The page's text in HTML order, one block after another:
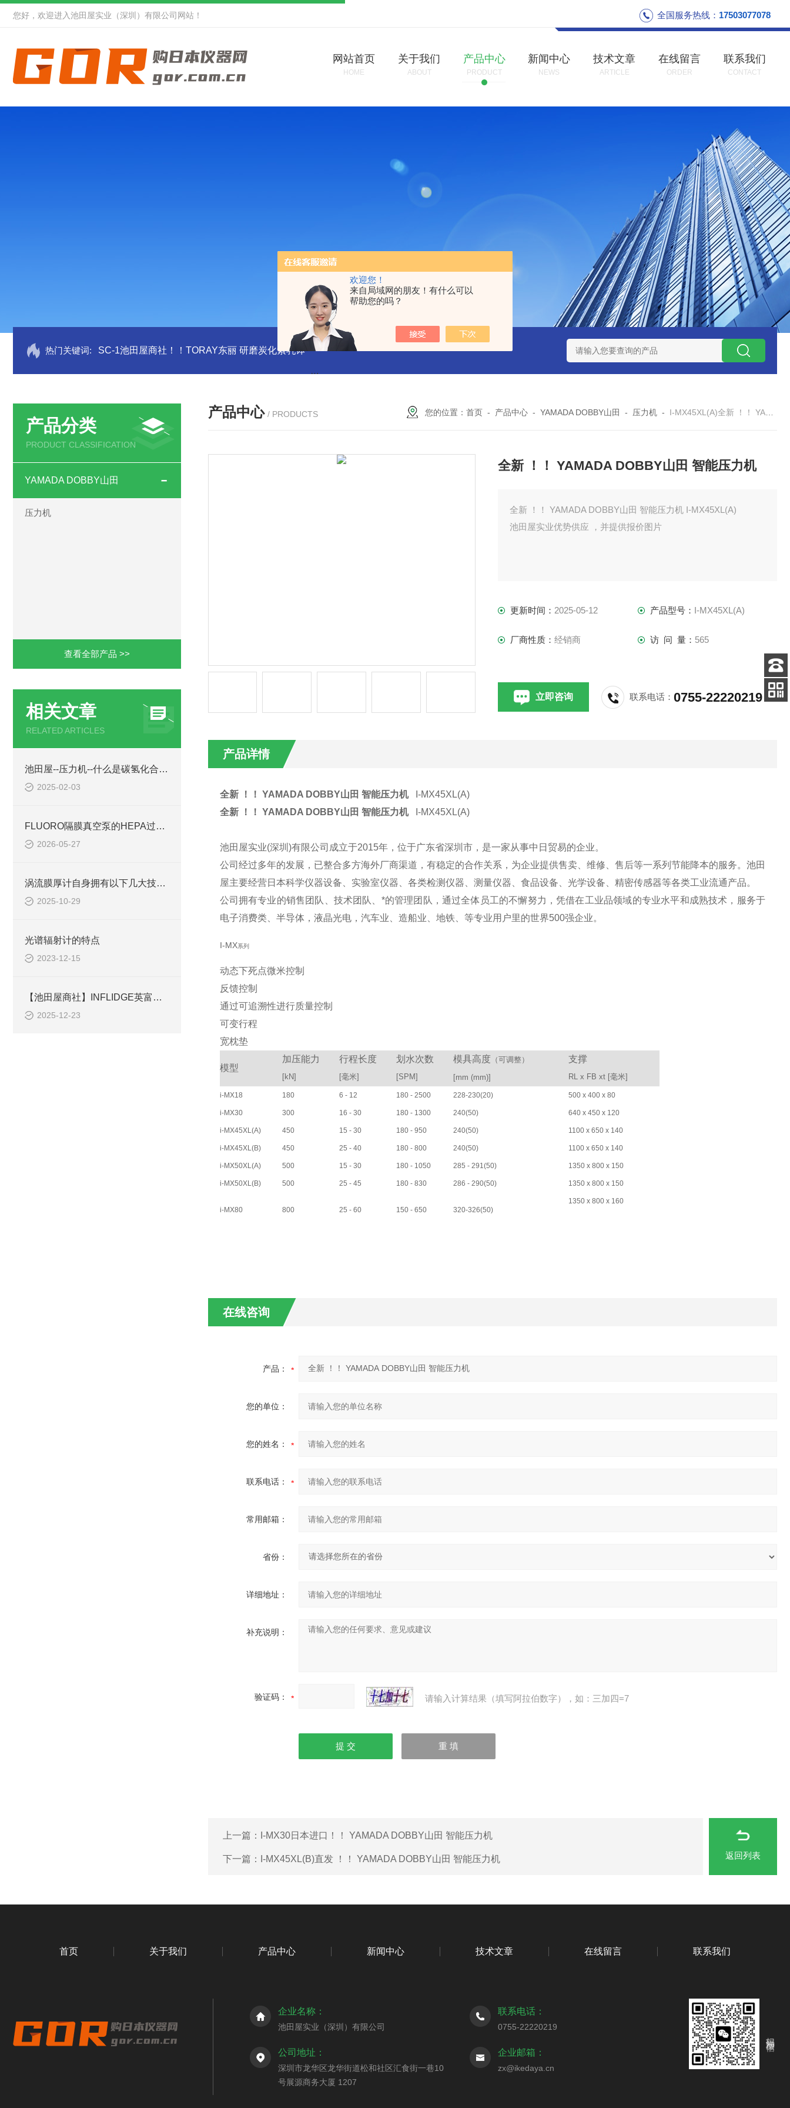
欢迎您！
来自局域网的朋友！有什么可以
帮助您的吗？
您好，欢迎进入池田屋实业（深圳）有限公司网站！ 全国服务热线： 17503077078
网站首页
HOME
关于我们
ABOUT
产品中心
PRODUCT
新闻中心
NEWS
技术文章
ARTICLE
在线留言
ORDER
联系我们
CONTACT
热门关键词: SC-1池田屋商社！！TORAY东丽 研磨炭化素乳钵 AGB-K-0.2-C01-H03池田屋！！TORAY东丽 TZP氧化锆陶瓷研磨球 AGB-K-0.4-C01-Q69全新！！TORAY东丽
产品分类
PRODUCT CLASSIFICATION
YAMADA DOBBY山田
压力机
查看全部产品 >>
相关文章
RELATED ARTICLES
池田屋--压力机--什么是碳氢化合物清洁剂？
2025-02-03
FLUORO隔膜真空泵的HEPA过滤与洁净室适用性分析
2026-05-27
涡流膜厚计自身拥有以下几大技术特点
2025-10-29
光谱辐射计的特点
2023-12-15
【池田屋商社】INFLIDGE英富丽 超级空气加热器 SEN-200V-440W-AS的简介
2025-12-23
产品中心 / PRODUCTS 您的位置：首页 - 产品中心 -YAMADA DOBBY山田 - 压力机 - I-MX45XL(A)全新 ！！ YAMADA DOBBY山田 智能压力机
全新 ！！ YAMADA DOBBY山田 智能压力机
全新 ！！ YAMADA DOBBY山田 智能压力机 I-MX45XL(A)
池田屋实业优势供应 ，并提供报价图片
更新时间： 2025-05-12 产品型号： I-MX45XL(A)
厂商性质：经销商 访 问 量： 565
立即咨询 联系电话：0755-22220219
产品详情
全新 ！！ YAMADA DOBBY山田 智能压力机I-MX45XL(A)
全新 ！！ YAMADA DOBBY山田 智能压力机I-MX45XL(A)
池田屋实业(深圳)有限公司成立于2015年，位于广东省深圳市，是一家从事中日贸易的企业。
公司经过多年的发展，已整合多方海外厂商渠道，有稳定的合作关系，为企业提供售卖、维修、售后等一系列节能降本的服务。池田
屋主要经营日本科学仪器设备、实验室仪器、各类检测仪器、测量仪器、食品设备、光学设备、精密传感器等各类工业流通产品。
公司拥有专业的销售团队、技术团队、*的管理团队，通过全体员工的不懈努力，凭借在工业品领域的专业水平和成熟技术，服务于
电子消费类、半导体，液晶光电，汽车业、造船业、地铁、等专业用户里的世界500强企业。
I-MX系列
动态下死点微米控制
反馈控制
通过可追溯性进行质量控制
可变行程
宽枕垫
模型
加压能力
[kN]
行程长度
[毫米]
划水次数
[SPM]
模具高度 （可调整）
[mm (mm)]
支撑
RL x FB xt [毫米]
i-MX18 180 6 - 12 180 - 2500 228-230(20) 500 x 400 x 80
i-MX30 300 16 - 30 180 - 1300 240(50) 640 x 450 x 120
i-MX45XL(A) 450 15 - 30 180 - 950 240(50) 1100 x 650 x 140
i-MX45XL(B) 450 25 - 40 180 - 800 240(50) 1100 x 650 x 140
i-MX50XL(A) 500 15 - 30 180 - 1050 285 - 291(50) 1350 x 800 x 150
i-MX50XL(B) 500 25 - 45 180 - 830 286 - 290(50) 1350 x 800 x 150
i-MX80 800 25 - 60 150 - 650 320-326(50)
1350 x 800 x 160
在线咨询
产品：
您的单位：
您的姓名：
联系电话：
常用邮箱：
省份：
详细地址：
补充说明：
验证码： 请输入计算结果（填写阿拉伯数字），如：三加四=7
上一篇： I-MX30日本进口！！ YAMADA DOBBY山田 智能压力机
下一篇： I-MX45XL(B)直发 ！！ YAMADA DOBBY山田 智能压力机 返回列表
首页 关于我们 产品中心 新闻中心 技术文章 在线留言 联系我们
企业名称：
池田屋实业（深圳）有限公司
联系电话：
0755-22220219
公司地址：
深圳市龙华区龙华街道松和社区汇食街一巷10
号展源商务大厦 1207
企业邮箱：
zx@ikedaya.cn
客服
电话